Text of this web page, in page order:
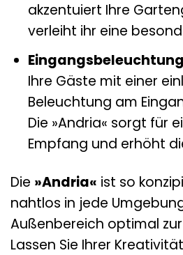
akzentuiert Ihre
verleiht ihr eine
Ihre Gäste mit einer
Beleuchtung am
Die »Andria« sorgt für
Empfang und erhöht
Die »Andria« ist so
nahtlos in jede
Außenbereich optimal
Lassen Sie Ihrer